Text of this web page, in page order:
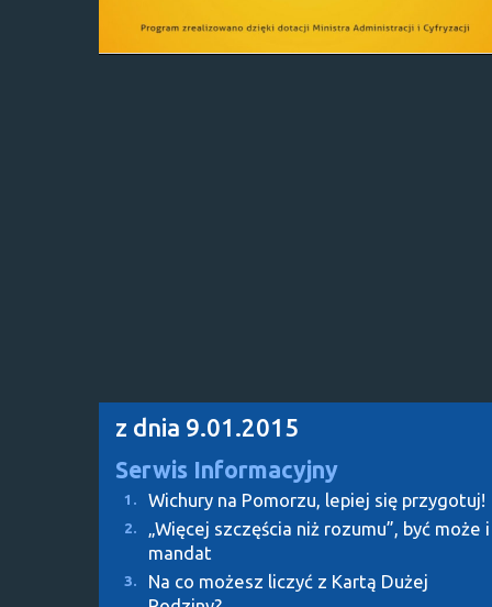
z dnia 9.01.2015
Serwis Informacyjny
1. Wichury na Pomorzu, lepiej się przygotuj!
2.
„Więcej szczęścia niż rozumu”, być może i
mandat
3.
Na co możesz liczyć z Kartą Dużej